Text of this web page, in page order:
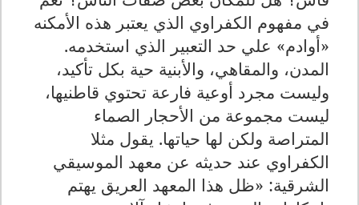
في مفهوم الكفراوي الذي يعتبر هذه الأمكنه
«أوادم» علي حد التعبير الذي استخدمه.
المدن، والمقاهي، والأبنية حية بكل تأكيد،
وليست مجرد أوعية فارعة تحتوي قاطنيها،
ليست مجموعة من الأحجار الصماء
المتراصة ولكن لها حياتها. يقول مثلا
الكفراوي عند حديثه عن معهد الموسيقي
الشرقية: «ظل هذا المعهد العريق يهتم